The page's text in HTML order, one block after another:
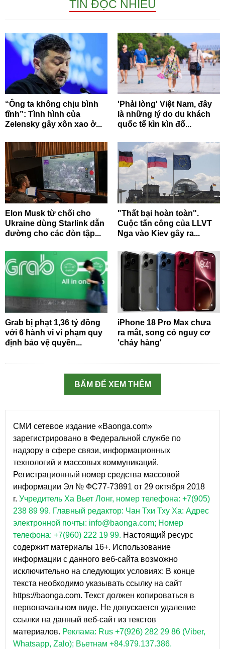
TIN ĐỌC NHIỀU
“Ông ta không chịu bình
tĩnh”: Tình hình của
Zelensky gây xôn xao ở...
'Phải lòng' Việt Nam, đây
là những lý do du khách
quốc tế kìn kìn đổ...
Elon Musk từ chối cho
Ukraine dùng Starlink dẫn
đường cho các đòn tập...
"Thất bại hoàn toàn".
Cuộc tấn công của LLVT
Nga vào Kiev gây ra...
Grab bị phạt 1,36 tỷ đồng
với 6 hành vi vi phạm quy
định bảo vệ quyền...
iPhone 18 Pro Max chưa
ra mắt, song có nguy cơ
'cháy hàng'
BẤM ĐỂ XEM THÊM
СМИ сетевое издание «Baonga.com»
зарегистрировано в Федеральной службе по
надзору в сфере связи, информационных
технологий и массовых коммуникаций.
Регистрационный номер средства массовой
информации Эл № ФС77-73891 от 29 октября 2018
г. Учредитель Ха Вьет Лонг, номер телефона: +7(905)
238 89 99. Главный редактор: Чан Тхи Тху Ха: Адрес
электронной почты: info@baonga.com; Номер
телефона: +7(960) 222 19 99. Настоящий ресурс
содержит материалы 16+. Использование
информации с данного веб-сайта возможно
исключительно на следующих условиях: В конце
текста необходимо указывать ссылку на сайт
https://baonga.com. Текст должен копироваться в
первоначальном виде. Не допускается удаление
ссылки на данный веб-сайт из текстов
материалов. Реклама: Rus +7(926) 282 29 86 (Viber,
Whatsapp, Zalo); Вьетнам +84.979.137.386.